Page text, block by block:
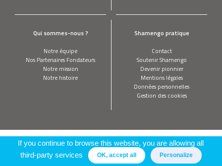
Qui sommes-nous ?
Notre équipe
Nos Partenaires Fondateurs
Notre mission
Notre histoire
Shamengo pratique
Contact
Soutenir Shamengo
Devenir pionnier
Mentions légales
Données personnelles
Gestion des cookies
If you continue to browse this website, you are allowing all
third-party services
OK, accept all Personalize